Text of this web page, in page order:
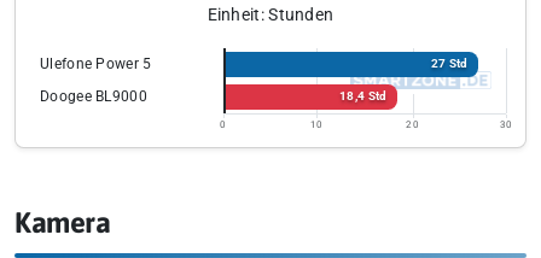
Einheit: Stunden
Ulefone Power 5 27 Std
Doogee BL9000 18,4 Std
0 10 20 30
Kamera